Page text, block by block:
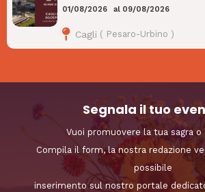
01/08/2026 al 09/08/2026
Cagli ( Pesaro-Urbino )
Segnala il tuo
Vuoi promuovere la tua sagra o
Compila il form, la nostra redazione
possibile
inserimento sul nostro portale